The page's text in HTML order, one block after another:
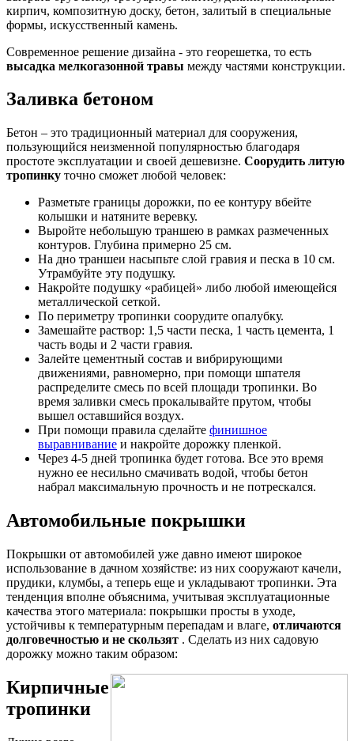
кирпич, композитную доску, бетон, залитый в специальные
формы, искусственный камень.
Современное решение дизайна - это георешетка, то есть
высадка мелкогазонной травы между частями конструкции.
Заливка бетоном
Бетон – это традиционный материал для сооружения,
пользующийся неизменной популярностью благодаря
простоте эксплуатации и своей дешевизне. Соорудить литую
тропинку точно сможет любой человек:
Разметьте границы дорожки, по ее контуру вбейте
колышки и натяните веревку.
Выройте небольшую траншею в рамках размеченных
контуров. Глубина примерно 25 см.
На дно траншеи насыпьте слой гравия и песка в 10 см.
Утрамбуйте эту подушку.
Накройте подушку «рабицей» либо любой имеющейся
металлической сеткой.
По периметру тропинки соорудите опалубку.
Замешайте раствор: 1,5 части песка, 1 часть цемента, 1
часть воды и 2 части гравия.
Залейте цементный состав и вибрирующими
движениями, равномерно, при помощи шпателя
распределите смесь по всей площади тропинки. Во
время заливки смесь прокалывайте прутом, чтобы
вышел оставшийся воздух.
При помощи правила сделайте финишное
выравнивание и накройте дорожку пленкой.
Через 4-5 дней тропинка будет готова. Все это время
нужно ее несильно смачивать водой, чтобы бетон
набрал максимальную прочность и не потрескался.
Автомобильные покрышки
Покрышки от автомобилей уже давно имеют широкое
использование в дачном хозяйстве: из них сооружают качели,
прудики, клумбы, а теперь еще и укладывают тропинки. Эта
тенденция вполне объяснима, учитывая эксплуатационные
качества этого материала: покрышки просты в уходе,
устойчивы к температурным перепадам и влаге, отличаются
долговечностью и не скользят . Сделать из них садовую
дорожку можно таким образом:
Кирпичные
тропинки